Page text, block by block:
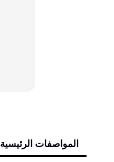
المواصفات الرئيسية